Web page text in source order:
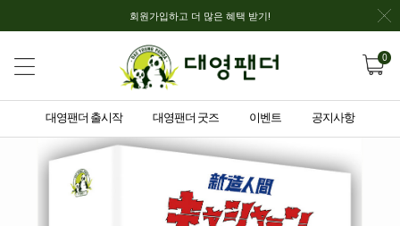
회원가입하고 더 많은 혜택 받기!
0
대영팬더 출시작 대영팬더 굿즈 이벤트 공지사항